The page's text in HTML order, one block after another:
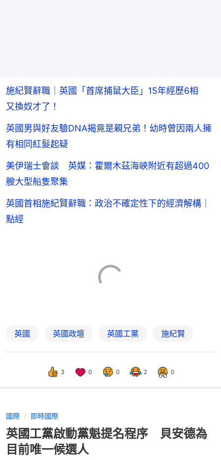
施紀賢辭職｜英國「首席捕鼠大臣」15年經歷6相
又換奴才了！
英國男與好友驗DNA揭竟是親兄弟！幼時曾因兩人擁
有相同紅髮起疑
美伊瑞士會談 英媒：霍爾木茲海峽附近有超過400
艘大型船隻聚集
英國首相施紀賢辭職：政治不確定性下的經濟解構｜
點經
英國 英國政壇 英國工黨 施紀賢
3 0 0 2 0
國際 即時國際
英國工黨啟動黨魁提名程序 貝安德為
目前唯一候選人